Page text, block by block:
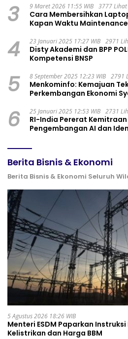
3 9 Maret 2026 11:55 WIB 3777 Lihat
Cara Membersihkan
Kapan Waktu
4 23 Januari 2025 17:27 WIB 2971
Disty Akademi dan BPP
Kompetensi BNSP
5 8 September 2025 12:23 WIB 2791
Menkominfo: Kemajuan
Perkembangan Ekonomi
6 25 Januari 2025 12:53 WIB 2731
RI-India Pererat
Pengembangan AI dan
Berita Bisnis & Ekonomi
Berita Bisnis & Ekonomi Seluruh
5 Agustus 2026 18:26 WIB
Menteri ESDM Paparkan
Kelistrikan dan Harga BBM